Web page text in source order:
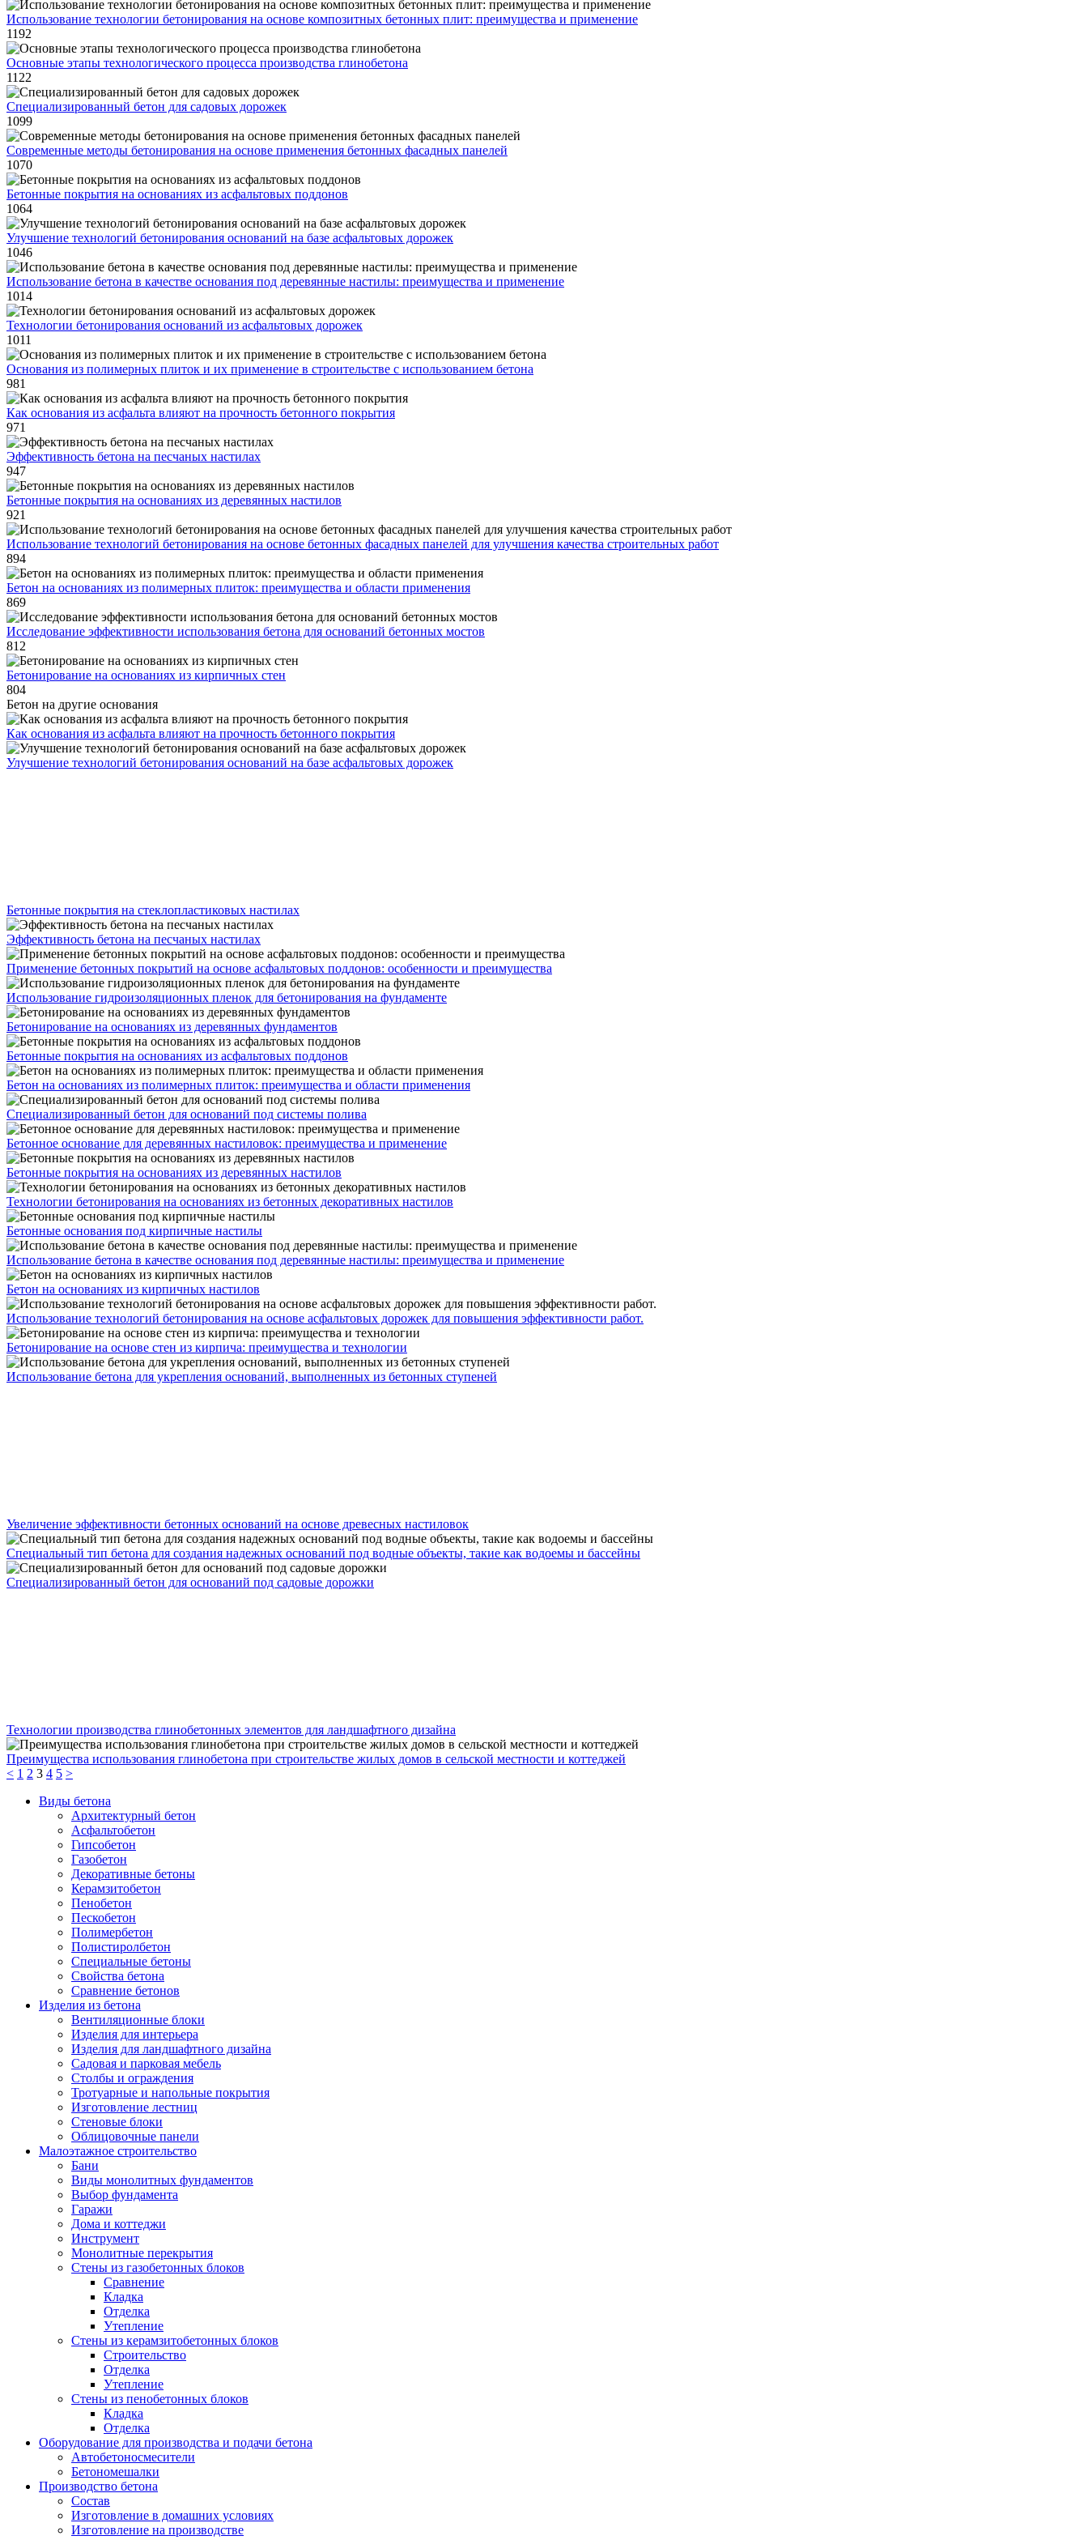
Использование технологии бетонирования на основе композитных бетонных плит: преимущества и применение
1192
Основные этапы технологического процесса производства глинобетона
1122
Специализированный бетон для садовых дорожек
1099
Современные методы бетонирования на основе применения бетонных фасадных панелей
1070
Бетонные покрытия на основаниях из асфальтовых поддонов
1064
Улучшение технологий бетонирования оснований на базе асфальтовых дорожек
1046
Использование бетона в качестве основания под деревянные настилы: преимущества и применение
1014
Технологии бетонирования оснований из асфальтовых дорожек
1011
Основания из полимерных плиток и их применение в строительстве с использованием бетона
981
Как основания из асфальта влияют на прочность бетонного покрытия
971
Эффективность бетона на песчаных настилах
947
Бетонные покрытия на основаниях из деревянных настилов
921
Использование технологий бетонирования на основе бетонных фасадных панелей для улучшения качества строительных работ
894
Бетон на основаниях из полимерных плиток: преимущества и области применения
869
Исследование эффективности использования бетона для оснований бетонных мостов
812
Бетонирование на основаниях из кирпичных стен
804
Бетон на другие основания
Как основания из асфальта влияют на прочность бетонного покрытия
Улучшение технологий бетонирования оснований на базе асфальтовых дорожек
Бетонные покрытия на стеклопластиковых настилах
Эффективность бетона на песчаных настилах
Применение бетонных покрытий на основе асфальтовых поддонов: особенности и преимущества
Использование гидроизоляционных пленок для бетонирования на фундаменте
Бетонирование на основаниях из деревянных фундаментов
Бетонные покрытия на основаниях из асфальтовых поддонов
Бетон на основаниях из полимерных плиток: преимущества и области применения
Специализированный бетон для оснований под системы полива
Бетонное основание для деревянных настиловок: преимущества и применение
Бетонные покрытия на основаниях из деревянных настилов
Технологии бетонирования на основаниях из бетонных декоративных настилов
Бетонные основания под кирпичные настилы
Использование бетона в качестве основания под деревянные настилы: преимущества и применение
Бетон на основаниях из кирпичных настилов
Использование технологий бетонирования на основе асфальтовых дорожек для повышения эффективности работ.
Бетонирование на основе стен из кирпича: преимущества и технологии
Использование бетона для укрепления оснований, выполненных из бетонных ступеней
Увеличение эффективности бетонных оснований на основе древесных настиловок
Специальный тип бетона для создания надежных оснований под водные объекты, такие как водоемы и бассейны
Специализированный бетон для оснований под садовые дорожки
Технологии производства глинобетонных элементов для ландшафтного дизайна
Преимущества использования глинобетона при строительстве жилых домов в сельской местности и коттеджей
< 1 2 3 4 5 >
Виды бетона
Архитектурный бетон
Асфальтобетон
Гипсобетон
Газобетон
Декоративные бетоны
Керамзитобетон
Пенобетон
Пескобетон
Полимербетон
Полистиролбетон
Специальные бетоны
Свойства бетона
Сравнение бетонов
Изделия из бетона
Вентиляционные блоки
Изделия для интерьера
Изделия для ландшафтного дизайна
Садовая и парковая мебель
Столбы и ограждения
Тротуарные и напольные покрытия
Изготовление лестниц
Стеновые блоки
Облицовочные панели
Малоэтажное строительство
Бани
Виды монолитных фундаментов
Выбор фундамента
Гаражи
Дома и коттеджи
Инструмент
Монолитные перекрытия
Стены из газобетонных блоков
Сравнение
Кладка
Отделка
Утепление
Стены из керамзитобетонных блоков
Строительство
Отделка
Утепление
Стены из пенобетонных блоков
Кладка
Отделка
Оборудование для производства и подачи бетона
Автобетоносмесители
Бетономешалки
Производство бетона
Состав
Изготовление в домашних условиях
Изготовление на производстве